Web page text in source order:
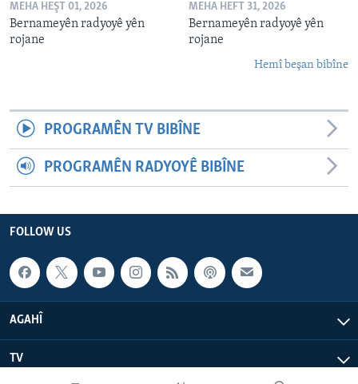
MEHA HEŞT 01, 2026
Bernameyên radyoyê yên
rojane
MEHA HEFT 31, 2026
Bernameyên radyoyê yên
rojane
Hemî beşan bibîne
PROGRAMÊN TV BIBÎNE
PROGRAMÊN RADYOYÊ BIBÎNE
FOLLOW US
AGAHÎ
TV